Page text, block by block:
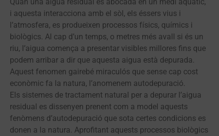
i aquesta interacciona amb el sòl, els éssers vius i
l’atmosfera, es produeixen processos físics, químics i
biològics. Al cap d’un temps, o metres més avall si és un
riu, l’aigua comença a presentar visibles millores fins que
podem arribar a dir que aquesta aigua està depurada.
Aquest fenomen gairebé miraculós que sense cap cost
econòmic fa la natura, l’anomenem autodepuració.
Els sistemes de tractament natural per a depurar l’aigua
residual es dissenyen prenent com a model aquests
fenòmens d’autodepuració que sota certes condicions es
donen a la natura. Aprofitant aquests processos biològics